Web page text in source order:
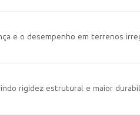
e o desempenho em terrenos
rigidez estrutural e maior